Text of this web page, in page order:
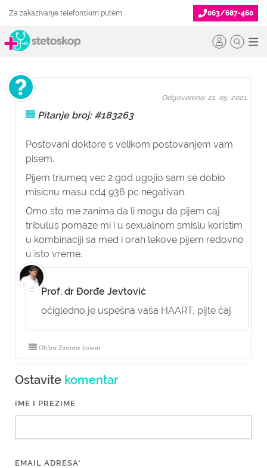
Za zakazivanje telefonskim putem 063/687-460
Pitanje broj: #183263
Postovani doktore s velikom postovanjem vam
pisem.
Pijem triumeq vec 2 god ugojio sam se dobio
misicnu masu cd4 936 pc negativan.
Omo sto me zanima da li mogu da pijem caj
tribulus pomaze mi i u sexualnom smislu koristim
u kombinaciji sa med i orah lekove pijem redovno
u isto vreme.
Odgovoreno: 21. 05. 2021.
Prof. dr Đorđe Jevtović
očigledno je uspešna vaša HAART, pijte čaj
Oblast Zarazne bolesti
Ostavite komentar
IME I PREZIME
EMAIL ADRESA*